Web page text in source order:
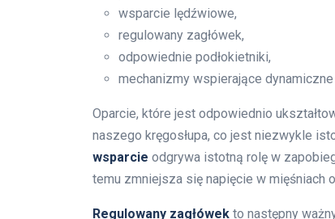
wsparcie lędźwiowe,
regulowany zagłówek,
odpowiednie podłokietniki,
mechanizmy wspierające
Oparcie, które jest odpowiednio
naszego kręgosłupa, co jest niezwykle
wsparcie odgrywa istotną rolę w
temu zmniejsza się napięcie w mięśniach
Regulowany zagłówek to następny